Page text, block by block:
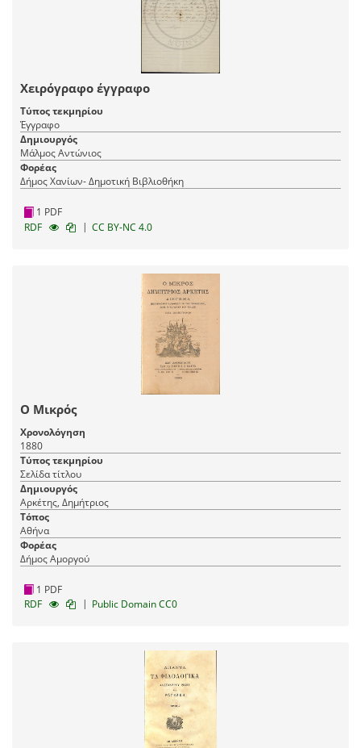
Χειρόγραφο έγγραφο
Τύπος τεκμηρίου
Έγγραφο
Δημιουργός
Μάλμος Αντώνιος
Φορέας
Δήμος Χανίων- Δημοτική Βιβλιοθήκη
1 PDF
RDF
| CC BY-NC 4.0
Ο Μικρός
Χρονολόγηση
1880
Τύπος τεκμηρίου
Σελίδα τίτλου
Δημιουργός
Αρκέτης, Δημήτριος
Τόπος
Αθήνα
Φορέας
Δήμος Αμοργού
1 PDF
RDF
| Public Domain CC0